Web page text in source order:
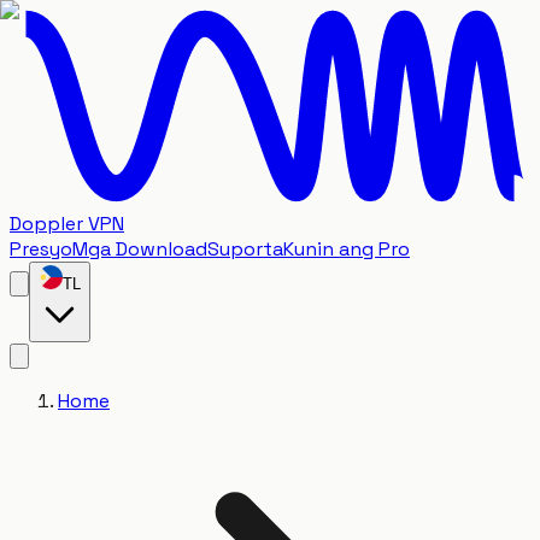
Doppler VPN
PresyoMga DownloadSuportaKunin ang Pro
TL
Home